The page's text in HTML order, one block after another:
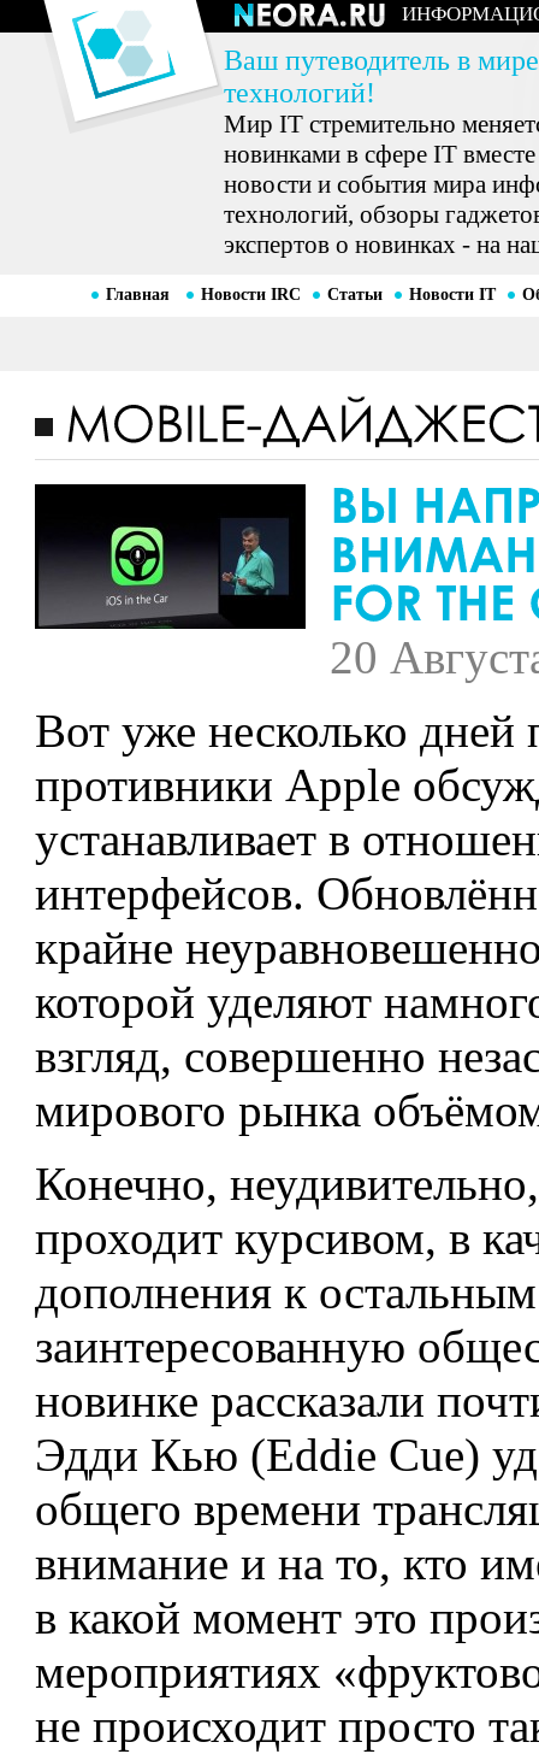
Ваш путеводитель в
технологий!
Мир IT стремительно
новинками в сфере IT
новости и события мира
технологий, обзоры
экспертов о новинках - на
Главная Новости IRC Статьи Новости IT
20
Вот уже несколько дней
противники Apple
устанавливает в
интерфейсов.
крайне
которой уделяют
взгляд, совершенно
мирового рынка
Конечно,
проходит курсивом, в
дополнения к
заинтересованную
новинке рассказали
Эдди Кью (Eddie Cue)
общего времени
внимание и на то, кто
в какой момент это
мероприятиях
не происходит просто